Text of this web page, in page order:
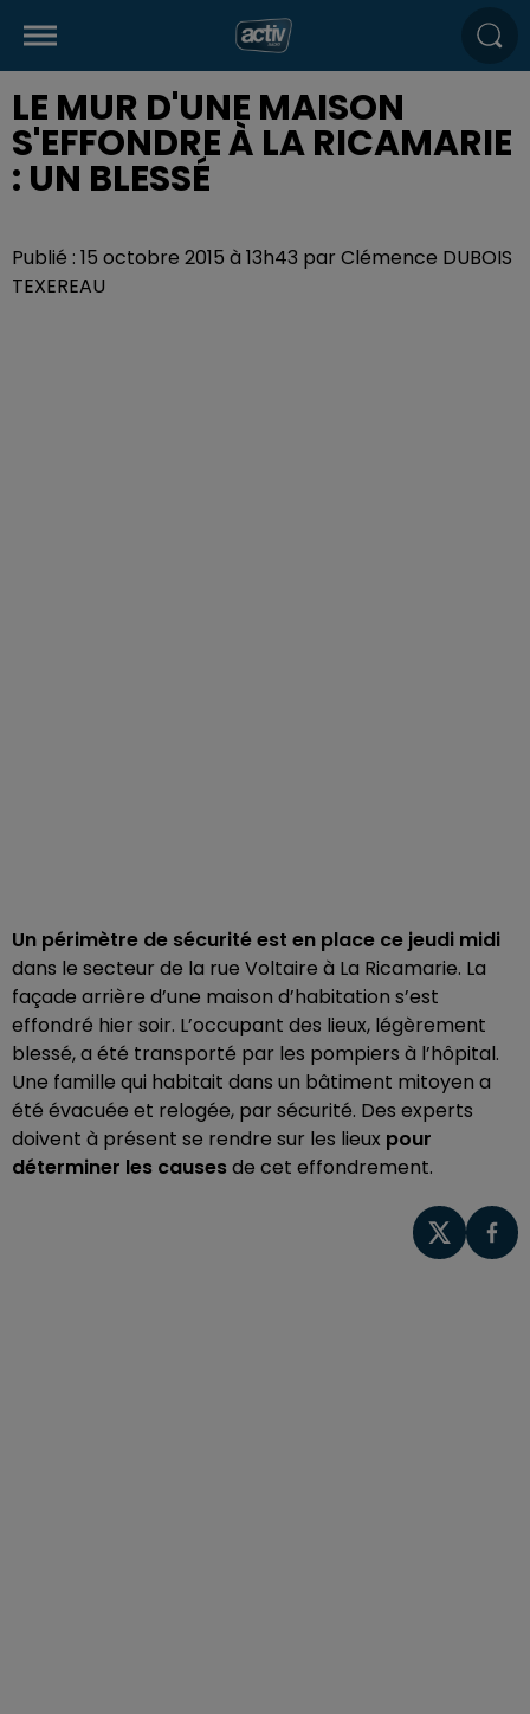
LE MUR D'UNE MAISON
S'EFFONDRE À LA RICAMARIE
: UN BLESSÉ
Publié : 15 octobre 2015 à 13h43 par Clémence DUBOIS
TEXEREAU
Un périmètre de sécurité est en place ce jeudi midi
dans le secteur de la rue Voltaire à La Ricamarie. La
façade arrière d’une maison d’habitation s’est
effondré hier soir. L’occupant des lieux, légèrement
blessé, a été transporté par les pompiers à l’hôpital.
Une famille qui habitait dans un bâtiment mitoyen a
été évacuée et relogée, par sécurité. Des experts
doivent à présent se rendre sur les lieux pour
déterminer les causesde cet effondrement.